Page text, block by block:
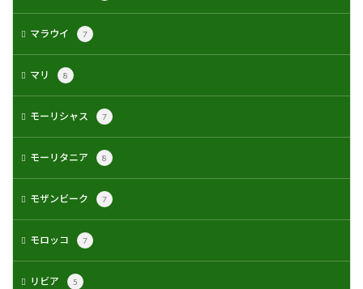
マラウイ 7
マリ 8
モーリシャス 7
モーリタニア 8
モザンビーク 7
モロッコ 7
リビア 5